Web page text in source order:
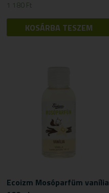
1 180Ft
KOSÁRBA TESZEM
Ecoizm Mosóparfüm vanília